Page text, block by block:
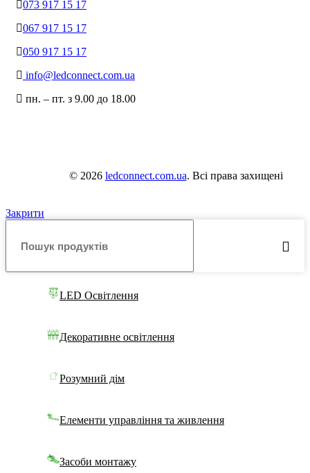
073 917 15 17
067 917 15 17
050 917 15 17
info@ledconnect.com.ua
пн. – пт. з 9.00 до 18.00
© 2026 ledconnect.com.ua. Всі права захищені
Закрити
LED Освітлення
Декоративне освітлення
Розумний дім
Елементи управління та живлення
Засоби монтажу